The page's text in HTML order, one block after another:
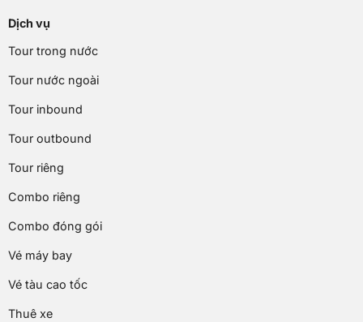
Dịch vụ
Tour trong nước
Tour nước ngoài
Tour inbound
Tour outbound
Tour riêng
Combo riêng
Combo đóng gói
Vé máy bay
Vé tàu cao tốc
Thuê xe